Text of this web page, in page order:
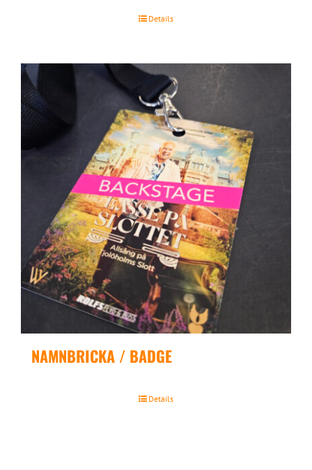
Details
NAMNBRICKA / BADGE
Details